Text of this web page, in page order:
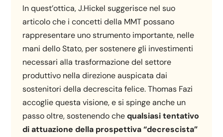
In quest’ottica, J.Hickel suggerisce nel suo
articolo che i concetti della MMT possano
rappresentare uno strumento importante, nelle
mani dello Stato, per sostenere gli investimenti
necessari alla trasformazione del settore
produttivo nella direzione auspicata dai
sostenitori della decrescita felice. Thomas Fazi
accoglie questa visione, e si spinge anche un
passo oltre, sostenendo chequalsiasi tentativo
di attuazione della prospettiva “decrescista”